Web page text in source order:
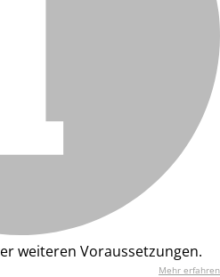
weiteren Voraussetzungen.
Mehr erfahren